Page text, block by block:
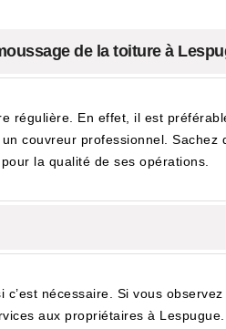
de la toiture à
régulière. En effet, il est
couvreur professionnel. Sachez
la qualité de ses opérations.
nécessaire. Si vous observez
aux propriétaires à